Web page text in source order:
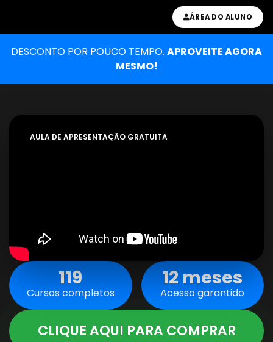
ÁREA DO ALUNO
DESCONTO POR POUCO TEMPO. APROVEITE AGORA
MESMO!
AULA DE APRESENTAÇÃO GRATUITA
119
Cursos completos
12 meses
Acesso garantido
CLIQUE AQUI PARA COMPRAR